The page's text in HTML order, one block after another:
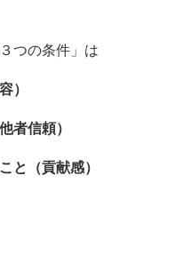
つの条件」は
）
者信頼）
と（貢献感）